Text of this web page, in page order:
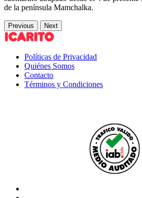
de la península Mamchalka.
Previous Next
Políticas de Privacidad
Quiénes Somos
Contacto
Términos y Condiciones